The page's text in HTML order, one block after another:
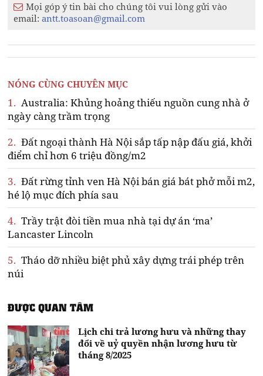
Mọi góp ý tin bài cho chúng tôi vui lòng gửi vào
email:antt.toasoan@gmail.com
NÓNG CÙNG CHUYÊN MỤC
1. Australia: Khủng hoảng thiếu nguồn cung nhà ở
ngày càng trầm trọng
2. Đất ngoại thành Hà Nội sắp tấp nập đấu giá, khởi
điểm chỉ hơn 6 triệu đồng/m2
3. Đất rừng tỉnh ven Hà Nội bán giá bát phở mỗi m2,
hé lộ mục đích phía sau
4. Trầy trật đòi tiền mua nhà tại dự án ‘ma’
Lancaster Lincoln
5. Tháo dỡ nhiều biệt phủ xây dựng trái phép trên
núi
ĐƯỢC QUAN TÂM
Lịch chi trả lương hưu và những thay
đổi về uỷ quyền nhận lương hưu từ
tháng 8/2025